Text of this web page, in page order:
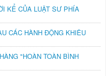
KỂ CỦA LUẬT SƯ PHÍA
CÁC HÀNH ĐỘNG KHIÊU
"HOÀN TOÀN BÌNH